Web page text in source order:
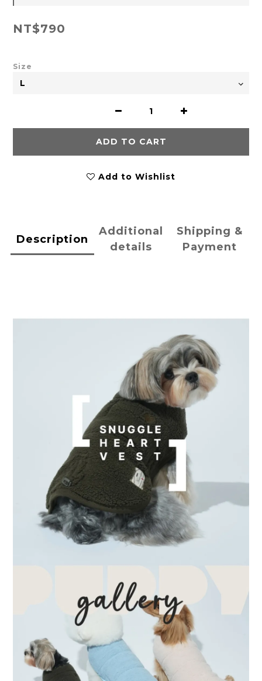
NT$790
Size
ADD TO CART
Add to Wishlist
Description
Additional
details
Shipping &
Payment